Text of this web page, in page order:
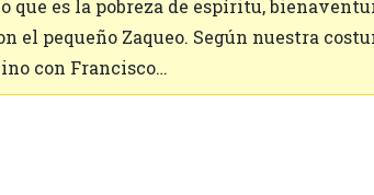
que es la pobreza de espíritu,
el pequeño Zaqueo. Según nuestra
con Francisco…